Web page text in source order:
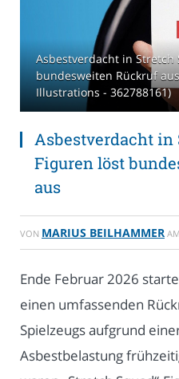
Asbestverdacht in Stretch
bundesweiten Rückruf
Illustrations - 362788161)
Asbestverdacht in
Figuren löst
aus
VON MARIUS BEILHAMMER AM
Ende Februar 2026
einen umfassenden
Spielzeugs aufgrund
Asbestbelastung